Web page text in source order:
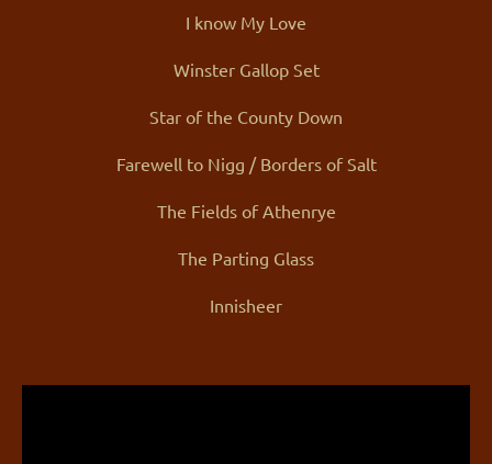
I know My Love
Winster Gallop Set
Star of the County Down
Farewell to Nigg / Borders of Salt
The Fields of Athenrye
The Parting Glass
Innisheer